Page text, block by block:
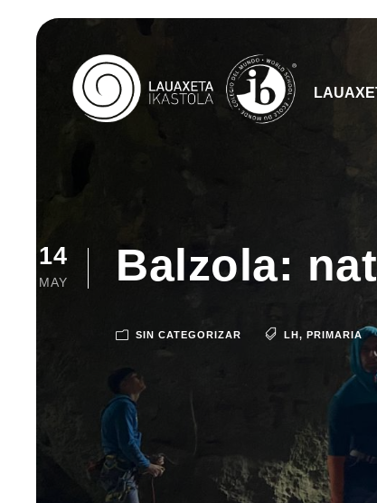
14
MAY Balzola:
SIN CATEGORIZAR LH, PRIMARIA